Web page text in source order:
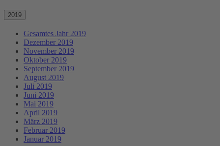
2019
Gesamtes Jahr 2019
Dezember 2019
November 2019
Oktober 2019
September 2019
August 2019
Juli 2019
Juni 2019
Mai 2019
April 2019
März 2019
Februar 2019
Januar 2019